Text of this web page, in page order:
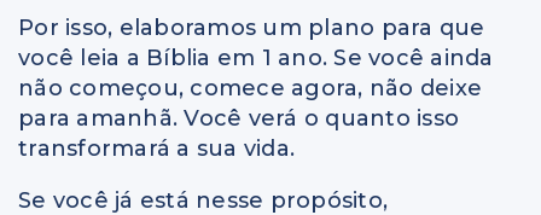
Por isso, elaboramos um plano para que
você leia a Bíblia em 1 ano. Se você ainda
não começou, comece agora, não deixe
para amanhã. Você verá o quanto isso
transformará a sua vida.
Se você já está nesse propósito,